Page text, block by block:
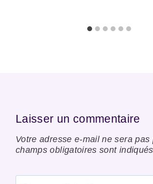
Laisser un commentaire
Votre adresse e-mail ne sera pas
champs obligatoires sont